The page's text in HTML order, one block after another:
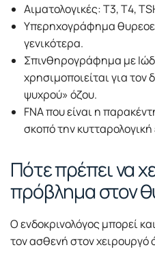
Αιματολογικές: Τ3, Τ4,
Υπερηχογράφημα
γενικότερα.
Σπινθηρογράφημα με
χρησιμοποιείται για
ψυχρού» όζου.
FNA που είναι η
σκοπό την
Πότε πρέπει να
πρόβλημα στον
Ο ενδοκρινολόγος μπορεί
τον ασθενή στον χειρουργό